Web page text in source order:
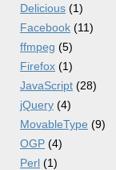
Delicious (1)
Facebook (11)
ffmpeg (5)
Firefox (1)
JavaScript (28)
jQuery (4)
MovableType (9)
OGP (4)
Perl (1)